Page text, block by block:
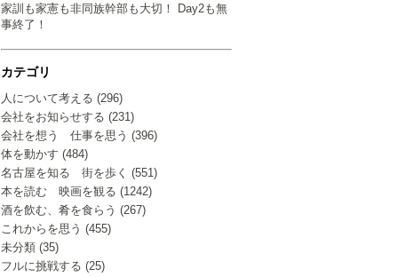
家訓も家憲も非同族幹部も大切！ Day2も無
事終了！
カテゴリ
人について考える (296)
会社をお知らせする (231)
会社を想う 仕事を思う (396)
体を動かす (484)
名古屋を知る 街を歩く (551)
本を読む 映画を観る (1242)
酒を飲む、肴を食らう (267)
これからを思う (455)
未分類 (35)
フルに挑戦する (25)